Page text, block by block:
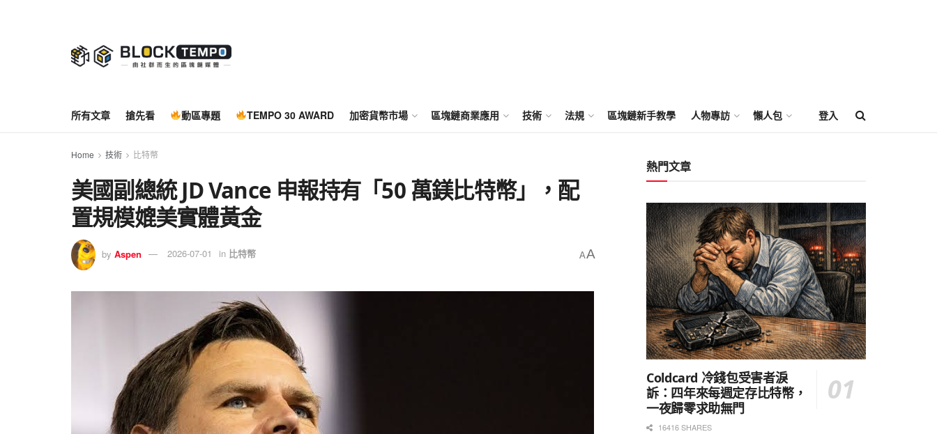
所有文章 搶先看 動區專題 TEMPO 30 AWARD 加密貨幣市場 區塊鏈商業應用 技術 法規 區塊鏈新手教學 人物專訪 懶人包 登入
Home 技術 比特幣
美國副總統 JD Vance 申報持有「50 萬鎂比特幣」，配
置規模媲美實體黃金
by Aspen 2026-07-01 in 比特幣 AA
熱門文章
Coldcard 冷錢包受害者淚
訴：四年來每週定存比特幣，
一夜歸零求助無門
16416 SHARES